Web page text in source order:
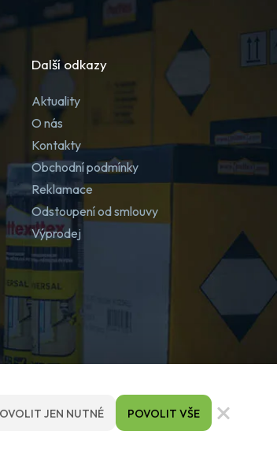
Další odkazy
Aktuality
O nás
Kontakty
Obchodní podmínky
Reklamace
Odstoupení od smlouvy
Výprodej
JEN NUTNÉ POVOLIT VŠE